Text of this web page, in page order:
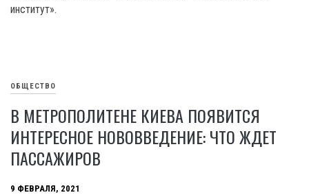
институт».
ОБЩЕСТВО
В МЕТРОПОЛИТЕНЕ КИЕВА ПОЯВИТСЯ
ИНТЕРЕСНОЕ НОВОВВЕДЕНИЕ: ЧТО ЖДЕТ
ПАССАЖИРОВ
9 ФЕВРАЛЯ, 2021